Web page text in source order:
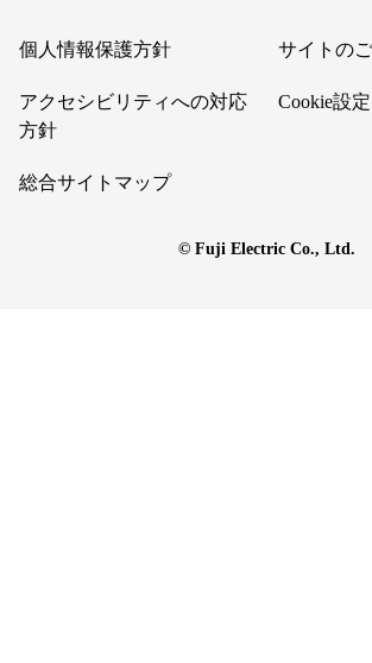
個人情報保護方針 サイトの
アクセシビリティへの対応
方針
Cookie設定
総合サイトマップ
© Fuji Electric Co., Ltd.